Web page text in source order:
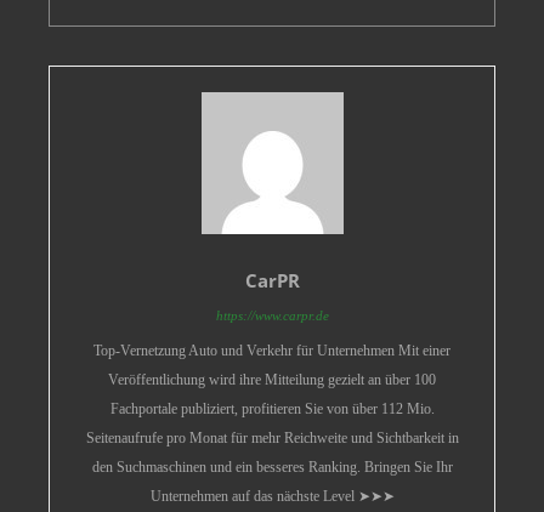
CarPR
https://www.carpr.de
Top-Vernetzung Auto und Verkehr für Unternehmen Mit einer
Veröffentlichung wird ihre Mitteilung gezielt an über 100
Fachportale publiziert, profitieren Sie von über 112 Mio.
Seitenaufrufe pro Monat für mehr Reichweite und Sichtbarkeit in
den Suchmaschinen und ein besseres Ranking. Bringen Sie Ihr
Unternehmen auf das nächste Level ➤➤➤